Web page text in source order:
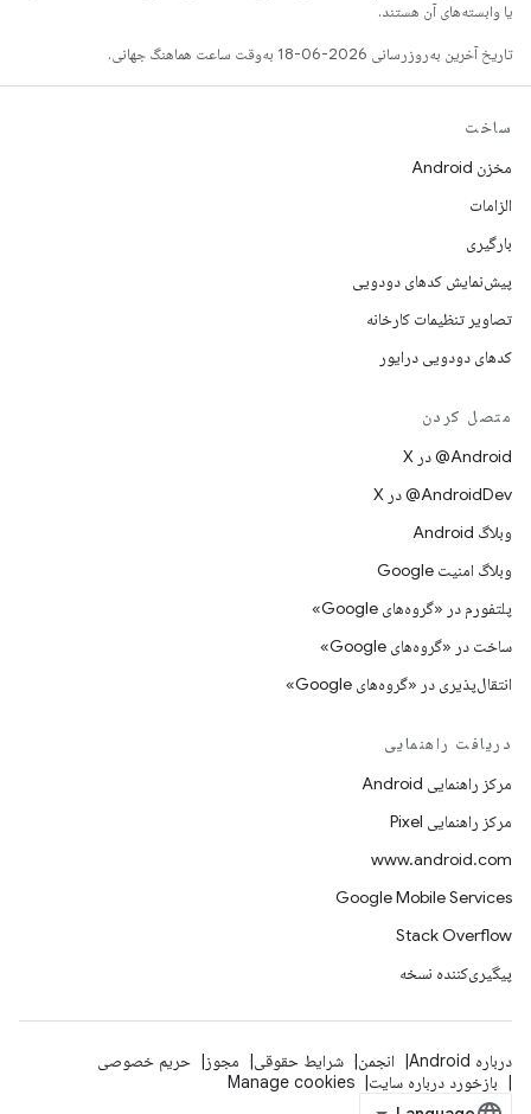
یا وابسته‌های آن هستند.
تاریخ آخرین به‌روزرسانی 2026-06-18 به‌وقت ساعت هماهنگ جهانی.
ساخت
مخزن Android
الزامات
بارگیری
پیش‌نمایش کدهای دودویی
تصاویر تنظیمات کارخانه
کدهای دودویی درایور
متصل کردن
‫‎@Android در X
‫‎@AndroidDev در X
وبلاگ Android
وبلاگ امنیت Google
پلتفورم در «گروه‌های Google»
ساخت در «گروه‌های Google»
انتقال‌پذیری در «گروه‌های Google»
دریافت راهنمایی
مرکز راهنمایی Android
مرکز راهنمایی Pixel
www.android.com
Google Mobile Services
Stack Overflow
پیگیری‌کننده نسخه
درباره Android انجمن شرایط حقوقی مجوز
حریم خصوصی
بازخورد درباره سایت
Manage cookies